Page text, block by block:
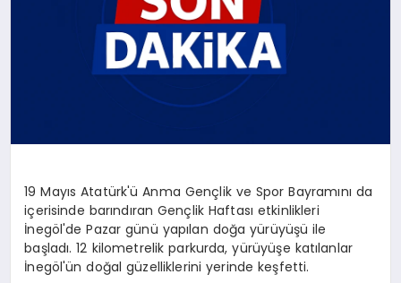
19 Mayıs Atatürk'ü Anma Gençlik ve Spor Bayramını da
içerisinde barındıran Gençlik Haftası etkinlikleri
İnegöl'de Pazar günü yapılan doğa yürüyüşü ile
başladı. 12 kilometrelik parkurda, yürüyüşe katılanlar
İnegöl'ün doğal güzelliklerini yerinde keşfetti.